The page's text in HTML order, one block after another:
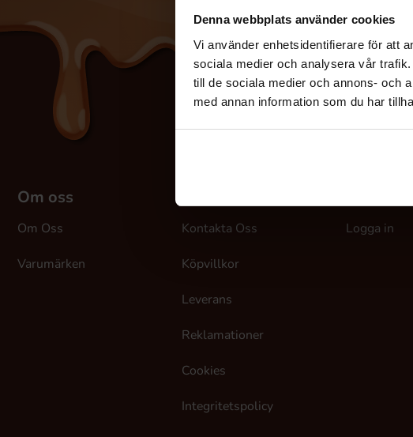
Denna webbplats använder cookies
Vi använder enhetsidentifierare för att
sociala medier och analysera vår
till de sociala medier och annons- och
med annan information som du har
Om oss
Om Oss
Varumärken
Kontakta Oss
Köpvillkor
Leverans
Reklamationer
Cookies
Integritetspolicy
Logga in